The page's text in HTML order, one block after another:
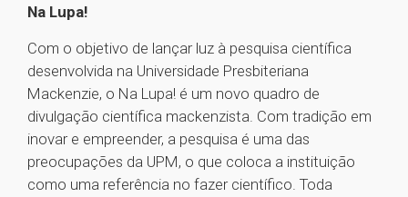
Na Lupa!
Com o objetivo de lançar luz à pesquisa científica
desenvolvida na Universidade Presbiteriana
Mackenzie, o Na Lupa! é um novo quadro de
divulgação científica mackenzista. Com tradição em
inovar e empreender, a pesquisa é uma das
preocupações da UPM, o que coloca a instituição
como uma referência no fazer científico. Toda